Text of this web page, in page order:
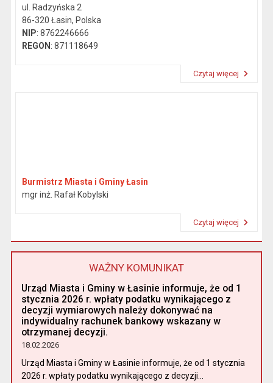
ul. Radzyńska 2
86-320 Łasin, Polska
NIP: 8762246666
REGON : 871118649
Czytaj więcej
Burmistrz Miasta i Gminy Łasin
mgr inż. Rafał Kobylski
Czytaj więcej
WAŻNY KOMUNIKAT
Urząd Miasta i Gminy w Łasinie informuje, że od 1
stycznia 2026 r. wpłaty podatku wynikającego z
decyzji wymiarowych należy dokonywać na
indywidualny rachunek bankowy wskazany w
otrzymanej decyzji.
18.02.2026
Urząd Miasta i Gminy w Łasinie informuje, że od 1 stycznia
2026 r. wpłaty podatku wynikającego z decyzji...